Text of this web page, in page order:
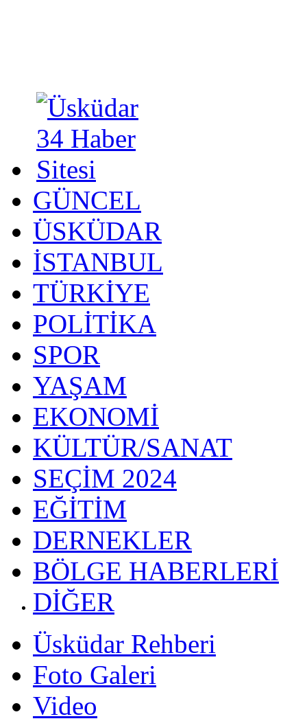
GÜNCEL
ÜSKÜDAR
İSTANBUL
TÜRKİYE
POLİTİKA
SPOR
YAŞAM
EKONOMİ
KÜLTÜR/SANAT
SEÇİM 2024
EĞİTİM
DERNEKLER
BÖLGE HABERLERİ
DİĞER
Üsküdar Rehberi
Foto Galeri
Video